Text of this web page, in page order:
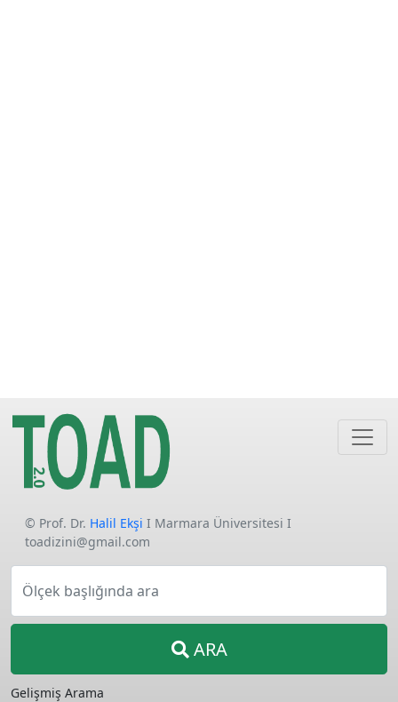
© Prof. Dr. Halil Ekşi I Marmara Üniversitesi I
toadizini@gmail.com
Ölçek başlığında ara
ARA
Gelişmiş Arama